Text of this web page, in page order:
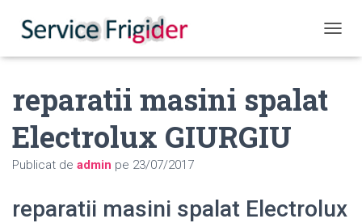
reparatii masini spalat
Electrolux GIURGIU
Publicat de admin pe 23/07/2017
reparatii masini spalat Electrolux